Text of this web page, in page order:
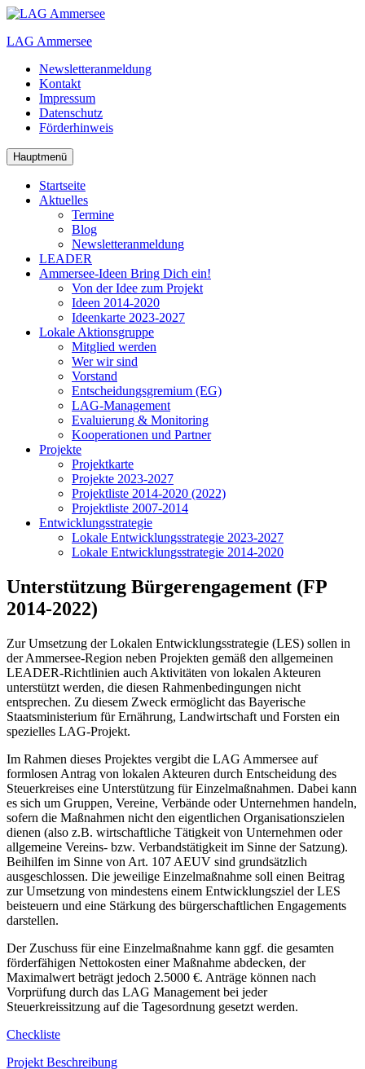
Zum
springen
LAG Ammersee
Newsletteranmeldung
Kontakt
Impressum
Datenschutz
Förderhinweis
Hauptmenü
Startseite
Aktuelles
Termine
Blog
Newsletteranmeldung
LEADER
Ammersee-Ideen Bring Dich ein!
Von der Idee zum Projekt
Ideen 2014-2020
Ideenkarte 2023-2027
Lokale Aktionsgruppe
Mitglied werden
Wer wir sind
Vorstand
Entscheidungsgremium (EG)
LAG-Management
Evaluierung & Monitoring
Kooperationen und Partner
Projekte
Projektkarte
Projekte 2023-2027
Projektliste 2014-2020 (2022)
Projektliste 2007-2014
Entwicklungsstrategie
Lokale Entwicklungsstrategie 2023-2027
Lokale Entwicklungsstrategie 2014-2020
Unterstützung Bürgerengagement (FP
2014-2022)
Zur Umsetzung der Lokalen Entwicklungsstrategie (LES) sollen in
der Ammersee-Region neben Projekten gemäß den allgemeinen
LEADER-Richtlinien auch Aktivitäten von lokalen Akteuren
unterstützt werden, die diesen Rahmenbedingungen nicht
entsprechen. Zu diesem Zweck ermöglicht das Bayerische
Staatsministerium für Ernährung, Landwirtschaft und Forsten ein
spezielles LAG-Projekt.
Im Rahmen dieses Projektes vergibt die LAG Ammersee auf
formlosen Antrag von lokalen Akteuren durch Entscheidung des
Steuerkreises eine Unterstützung für Einzelmaßnahmen. Dabei kann
es sich um Gruppen, Vereine, Verbände oder Unternehmen handeln,
sofern die Maßnahmen nicht den eigentlichen Organisationszielen
dienen (also z.B. wirtschaftliche Tätigkeit von Unternehmen oder
allgemeine Vereins- bzw. Verbandstätigkeit im Sinne der Satzung).
Beihilfen im Sinne von Art. 107 AEUV sind grundsätzlich
ausgeschlossen. Die jeweilige Einzelmaßnahme soll einen Beitrag
zur Umsetzung von mindestens einem Entwicklungsziel der LES
beisteuern und eine Stärkung des bürgerschaftlichen Engagements
darstellen.
Der Zuschuss für eine Einzelmaßnahme kann ggf. die gesamten
förderfähigen Nettokosten einer Maßnahme abdecken, der
Maximalwert beträgt jedoch 2.5000 €. Anträge können nach
Vorprüfung durch das LAG Management bei jeder
Steuerkreissitzung auf die Tagesordnung gesetzt werden.
Checkliste
Projekt Beschreibung